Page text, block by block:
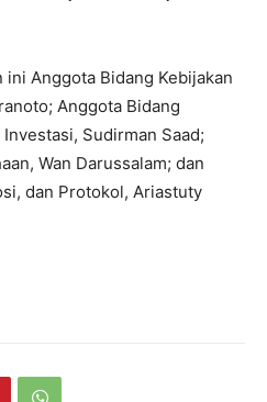
Anggota Bidang Kebijakan
Anggota Bidang
Sudirman Saad;
Wan Darussalam; dan
dan Protokol, Ariastuty